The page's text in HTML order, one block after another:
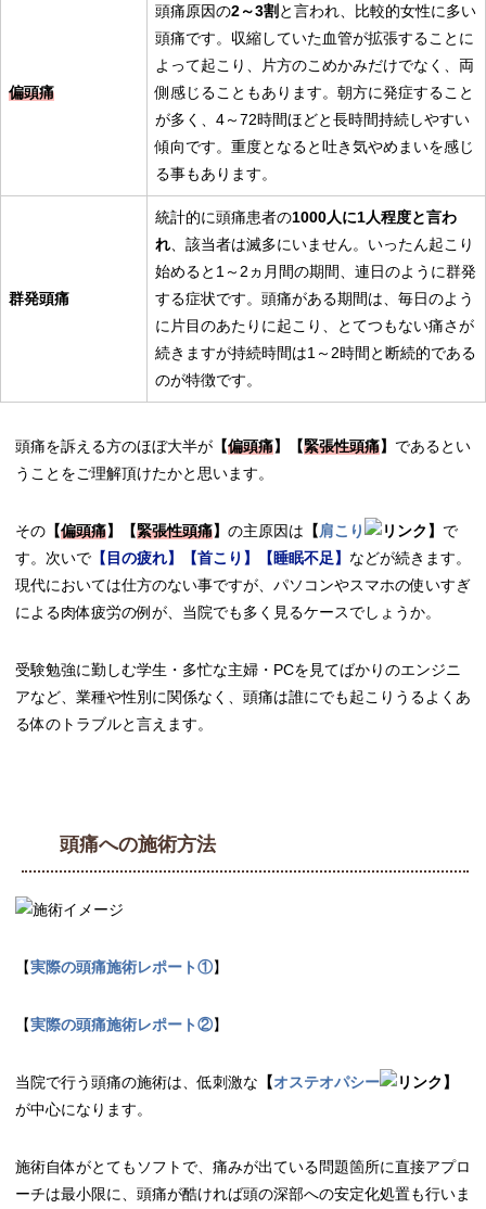
偏頭痛
頭痛原因の2～3割と言われ、比較的女性に多い
頭痛です。収縮していた血管が拡張することに
よって起こり、片方のこめかみだけでなく、両
側感じることもあります。朝方に発症すること
が多く、4～72時間ほどと長時間持続しやすい
傾向です。重度となると吐き気やめまいを感じ
る事もあります。
群発頭痛
統計的に頭痛患者の1000人に1人程度と言わ
れ 、該当者は滅多にいません。いったん起こり
始めると1～2ヵ月間の期間、連日のように群発
する症状です。頭痛がある期間は、毎日のよう
に片目のあたりに起こり、とてつもない痛さが
続きますが持続時間は1～2時間と断続的である
のが特徴です。
頭痛を訴える方のほぼ大半が 【偏頭痛】【緊張性頭痛】 であるとい
うことをご理解頂けたかと思います。
その 【偏頭痛】【緊張性頭痛】 の主原因は 【肩こり 】 で
す。次いで 【目の疲れ】【首こり】【睡眠不足】 などが続きます。
現代においては仕方のない事ですが、パソコンやスマホの使いすぎ
による肉体疲労の例が、当院でも多く見るケースでしょうか。
受験勉強に勤しむ学生・多忙な主婦・PCを見てばかりのエンジニ
アなど、業種や性別に関係なく、頭痛は誰にでも起こりうるよくあ
る体のトラブルと言えます。
頭痛への施術方法
【実際の頭痛施術レポート①】
【実際の頭痛施術レポート②】
当院で行う頭痛の施術は、低刺激な 【オステオパシー
】
が中心になります。
施術自体がとてもソフトで、痛みが出ている問題箇所に直接アプロ
ーチは最小限に、頭痛が酷ければ頭の深部への安定化処置も行いま